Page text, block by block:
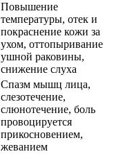
Повышение
температуры, отек и
покраснение кожи за
ухом, оттопыривание
ушной раковины,
снижение слуха
Спазм мышц лица,
слезотечение,
слюнотечение, боль
провоцируется
прикосновением,
жеванием